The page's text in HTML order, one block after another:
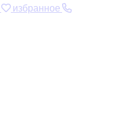
избранное